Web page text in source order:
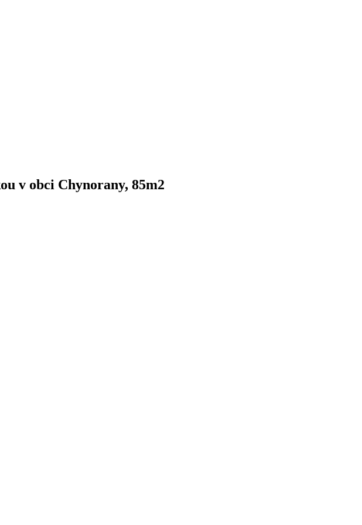
v obci Chynorany, 85m2